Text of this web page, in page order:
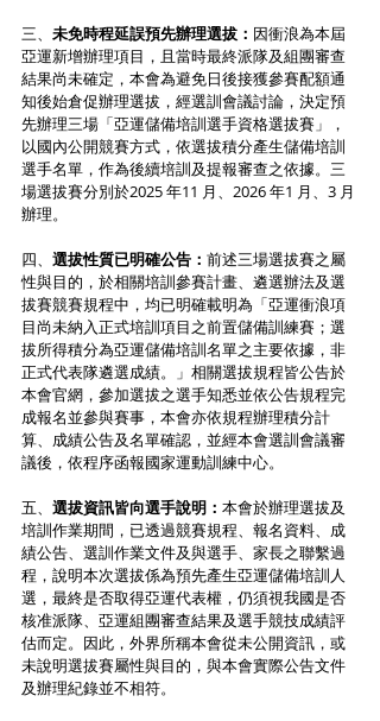
三、 未免時程延誤預先辦理選拔： 因衝浪為本屆
亞運新增辦理項目，且當時最終派隊及組團審查
結果尚未確定，本會為避免日後接獲參賽配額通
知後始倉促辦理選拔，經選訓會議討論，決定預
先辦理三場「亞運儲備培訓選手資格選拔賽」，
以國內公開競賽方式，依選拔積分產生儲備培訓
選手名單，作為後續培訓及提報審查之依據。三
場選拔賽分別於2025 年11 月、2026 年1 月、3 月
辦理。
四、 選拔性質已明確公告： 前述三場選拔賽之屬
性與目的，於相關培訓參賽計畫、遴選辦法及選
拔賽競賽規程中，均已明確載明為「亞運衝浪項
目尚未納入正式培訓項目之前置儲備訓練賽；選
拔所得積分為亞運儲備培訓名單之主要依據，非
正式代表隊遴選成績。」相關選拔規程皆公告於
本會官網，參加選拔之選手知悉並依公告規程完
成報名並參與賽事，本會亦依規程辦理積分計
算、成績公告及名單確認，並經本會選訓會議審
議後，依程序函報國家運動訓練中心。
五、 選拔資訊皆向選手說明： 本會於辦理選拔及
培訓作業期間，已透過競賽規程、報名資料、成
績公告、選訓作業文件及與選手、家長之聯繫過
程，說明本次選拔係為預先產生亞運儲備培訓人
選，最終是否取得亞運代表權，仍須視我國是否
核准派隊、亞運組團審查結果及選手競技成績評
估而定。因此，外界所稱本會從未公開資訊，或
未說明選拔賽屬性與目的，與本會實際公告文件
及辦理紀錄並不相符。